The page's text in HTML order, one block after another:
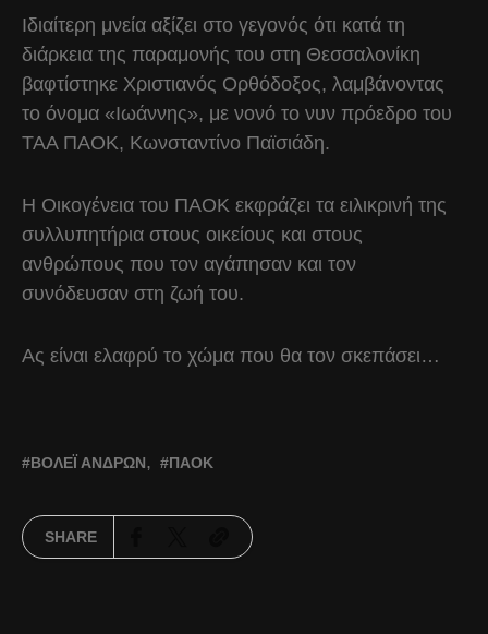
Ιδιαίτερη μνεία αξίζει στο γεγονός ότι κατά τη
διάρκεια της παραμονής του στη Θεσσαλονίκη
βαφτίστηκε Χριστιανός Ορθόδοξος, λαμβάνοντας
το όνομα «Ιωάννης», με νονό το νυν πρόεδρο του
ΤΑΑ ΠΑΟΚ, Κωνσταντίνο Παϊσιάδη.
Η Οικογένεια του ΠΑΟΚ εκφράζει τα ειλικρινή της
συλλυπητήρια στους οικείους και στους
ανθρώπους που τον αγάπησαν και τον
συνόδευσαν στη ζωή του.
Ας είναι ελαφρύ το χώμα που θα τον σκεπάσει…
ΒΌΛΕΪ ΑΝΔΡΏΝ ΠΑΟΚ
SHARE